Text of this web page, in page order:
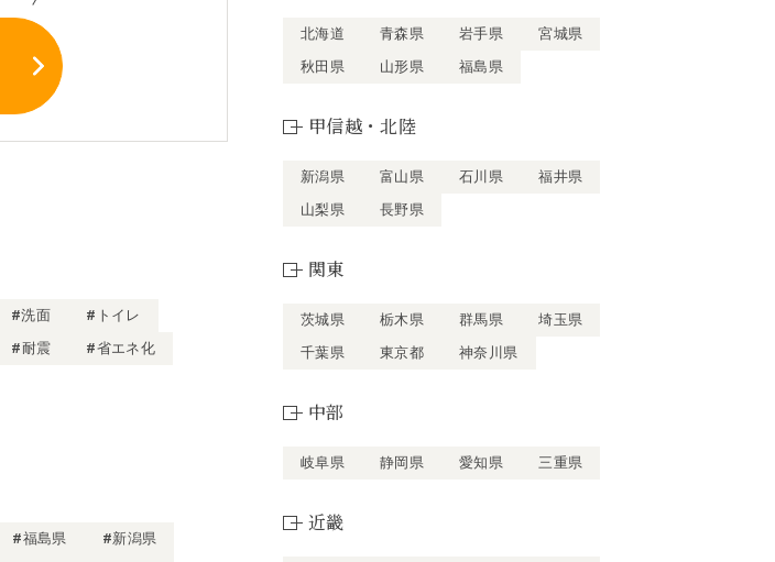
#洗面
#トイレ
#耐震 #省エネ化
#福島県
#新潟県
北海道 青森県 岩手県
宮城県
秋田県
山形県 福島県
甲信越・北陸
新潟県 富山県 石川県
福井県
山梨県
長野県
関東
茨城県 栃木県 群馬県
埼玉県
千葉県
東京都 神奈川県
中部
岐阜県 静岡県 愛知県 三重県
近畿